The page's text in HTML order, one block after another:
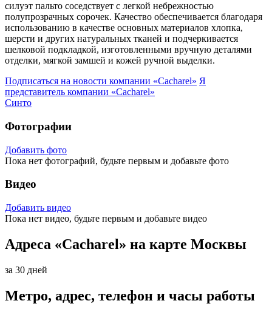
силуэт пальто соседствует с легкой небрежностью
полупрозрачных сорочек. Качество обеспечивается благодаря
использованию в качестве основных материалов хлопка,
шерсти и других натуральных тканей и подчеркивается
шелковой подкладкой, изготовленными вручную деталями
отделки, мягкой замшей и кожей ручной выделки.
Подписаться на новости компании «Cacharel» Я
представитель компании «Cacharel»
Синто
Фотографии
Добавить фото
Пока нет фотографий, будьте первым и добавьте фото
Видео
Добавить видео
Пока нет видео, будьте первым и добавьте видео
Адреса «Cacharel» на карте Москвы
за 30 дней
Метро, адрес, телефон и часы работы